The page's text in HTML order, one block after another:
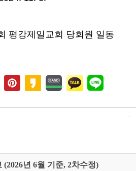
평강제일교회 당회원 일동
년 6월 기준, 2차수정)